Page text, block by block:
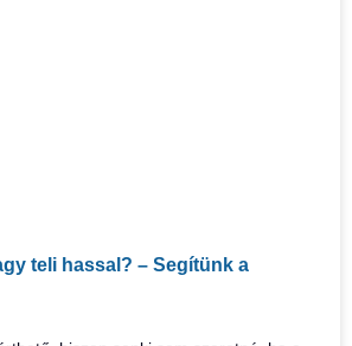
teli hassal? – Segítünk a